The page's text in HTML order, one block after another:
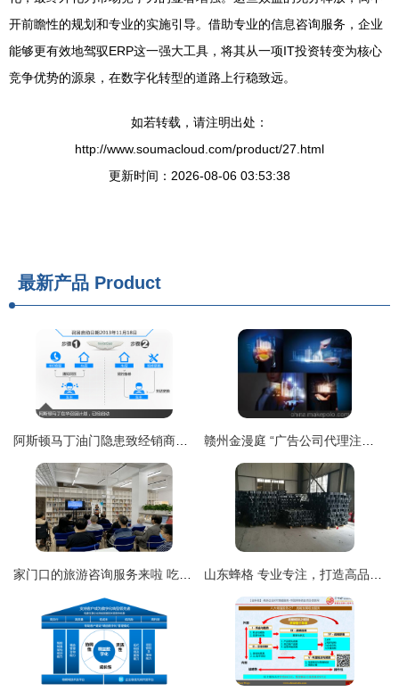
开前瞻性的规划和专业的实施引导。借助专业的信息咨询服务，企业
能够更有效地驾驭ERP这一强大工具，将其从一项IT投资转变为核心
竞争优势的源泉，在数字化转型的道路上行稳致远。
如若转载，请注明出处：
http://www.soumacloud.com/product/27.html
更新时间：2026-08-06 03:53:38
最新产品 Product
阿斯顿马丁油门隐患致经销商启动召回 车主的权益与信息安全指南 赣州金漫庭 “广告公司代理注册”一站式服务，轻松步入合法经营之门
家门口的旅游咨询服务来啦 吃住行游购娱，一站式网络技术全搞定 山东蜂格 专业专注，打造高品质HDPE土工格室，助力铜仁工程建设